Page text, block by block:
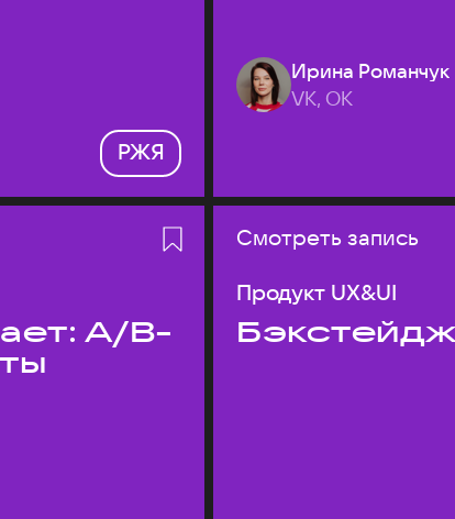
РЖЯ
Ирина Романчук
VK, ОК
A/B-
Смотреть запись
Продукт UX&UI
Бэкстейдж